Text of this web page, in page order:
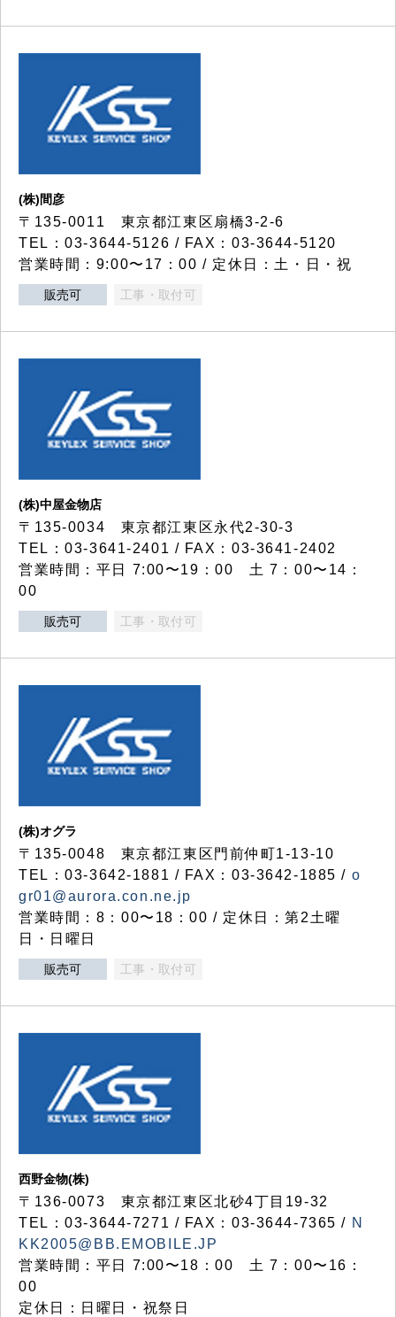
(株)間彦
〒135-0011 東京都江東区扇橋3-2-6
TEL：03-3644-5126 / FAX：03-3644-5120
営業時間：9:00〜17：00 / 定休日：土・日・祝
販売可 工事・取付可
(株)中屋金物店
〒135-0034 東京都江東区永代2-30-3
TEL：03-3641-2401 / FAX：03-3641-2402
営業時間：平日 7:00〜19：00 土 7：00〜14：
00
販売可 工事・取付可
(株)オグラ
〒135-0048 東京都江東区門前仲町1-13-10
TEL：03-3642-1881 / FAX：03-3642-1885 / o
gr01@aurora.con.ne.jp
営業時間：8：00〜18：00 / 定休日：第2土曜
日・日曜日
販売可 工事・取付可
西野金物(株)
〒136-0073 東京都江東区北砂4丁目19-32
TEL：03‐3644‐7271 / FAX：03-3644-7365 / N
KK2005@BB.EMOBILE.JP
営業時間：平日 7:00〜18：00 土 7：00〜16：
00
定休日：日曜日・祝祭日